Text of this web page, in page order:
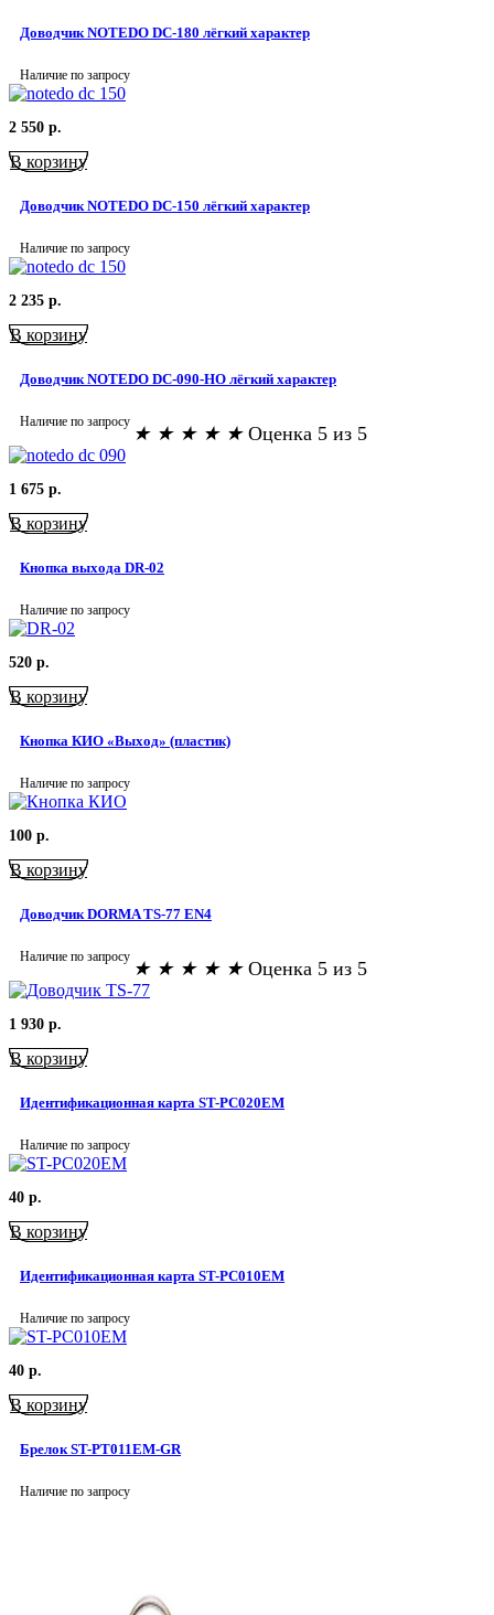
Доводчик NOTEDO DC-180 лёгкий характер
Наличие по запросу
2 550 р.
В корзину
Доводчик NOTEDO DC-150 лёгкий характер
Наличие по запросу
2 235 р.
В корзину
Доводчик NOTEDO DC-090-НО лёгкий характер
Наличие по запросу
★ ★ ★ ★ ★ Оценка 5 из 5
1 675 р.
В корзину
Кнопка выхода DR-02
Наличие по запросу
520 р.
В корзину
Кнопка КИО «Выход» (пластик)
Наличие по запросу
100 р.
В корзину
Доводчик DORMA TS-77 EN4
Наличие по запросу
★ ★ ★ ★ ★ Оценка 5 из 5
1 930 р.
В корзину
Идентификационная карта ST-PC020EM
Наличие по запросу
40 р.
В корзину
Идентификационная карта ST-PC010EM
Наличие по запросу
40 р.
В корзину
Брелок ST-PT011EM-GR
Наличие по запросу